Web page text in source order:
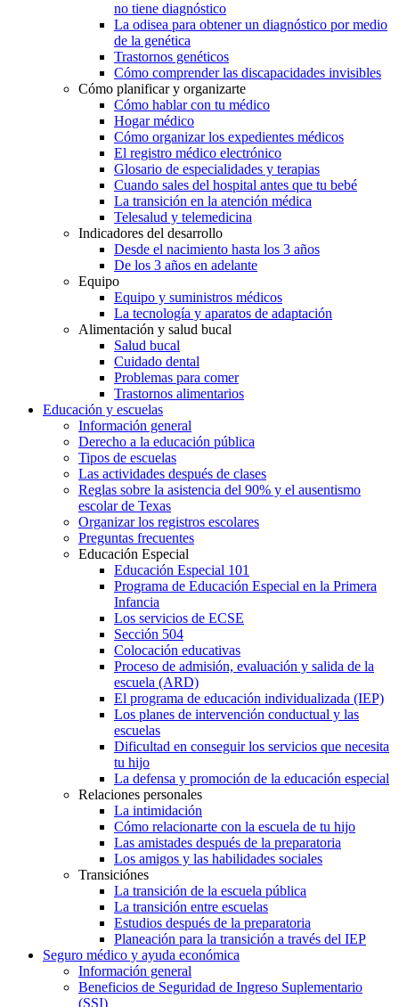
no tiene diagnóstico
La odisea para obtener un diagnóstico por medio
de la genética
Trastornos genéticos
Cómo comprender las discapacidades invisibles
Cómo planificar y organizarte
Cómo hablar con tu médico
Hogar médico
Cómo organizar los expedientes médicos
El registro médico electrónico
Glosario de especialidades y terapias
Cuando sales del hospital antes que tu bebé
La transición en la atención médica
Telesalud y telemedicina
Indicadores del desarrollo
Desde el nacimiento hasta los 3 años
De los 3 años en adelante
Equipo
Equipo y suministros médicos
La tecnología y aparatos de adaptación
Alimentación y salud bucal
Salud bucal
Cuidado dental
Problemas para comer
Trastornos alimentarios
Educación y escuelas
Información general
Derecho a la educación pública
Tipos de escuelas
Las actividades después de clases
Reglas sobre la asistencia del 90% y el ausentismo
escolar de Texas
Organizar los registros escolares
Preguntas frecuentes
Educación Especial
Educación Especial 101
Programa de Educación Especial en la Primera
Infancia
Los servicios de ECSE
Sección 504
Colocación educativas
Proceso de admisión, evaluación y salida de la
escuela (ARD)
El programa de educación individualizada (IEP)
Los planes de intervención conductual y las
escuelas
Dificultad en conseguir los servicios que necesita
tu hijo
La defensa y promoción de la educación especial
Relaciones personales
La intimidación
Cómo relacionarte con la escuela de tu hijo
Las amistades después de la preparatoria
Los amigos y las habilidades sociales
Transiciónes
La transición de la escuela pública
La transición entre escuelas
Estudios después de la preparatoria
Planeación para la transición a través del IEP
Seguro médico y ayuda económica
Información general
Beneficios de Seguridad de Ingreso Suplementario
(SSI)